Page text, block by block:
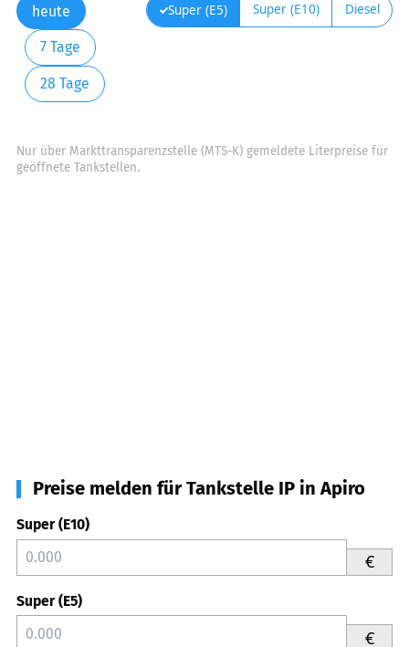
heute
7 Tage
28 Tage
Super (E5) Super (E10) Diesel
Nur über Markttransparenzstelle (MTS-K) gemeldete Literpreise für
geöffnete Tankstellen.
Preise melden für Tankstelle IP in Apiro
Super (E10)
€
Super (E5)
€